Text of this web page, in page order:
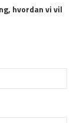
hvordan vi vil